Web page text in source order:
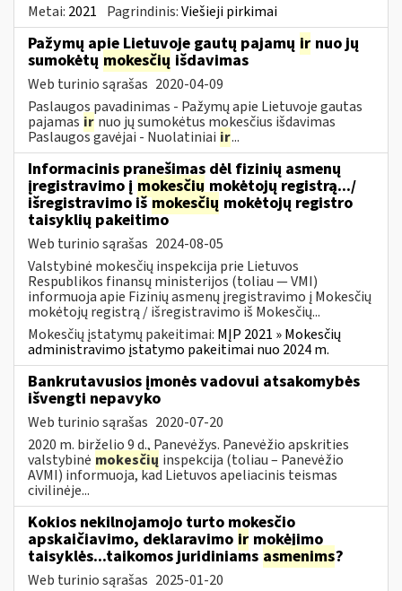
Metai: 2021 Pagrindinis:Viešieji pirkimai
Pažymų apie Lietuvoje gautų pajamų ir nuo jų
sumokėtų mokesčių išdavimas
Web turinio sąrašas 2020-04-09
Paslaugos pavadinimas - Pažymų apie Lietuvoje gautas
pajamas ir nuo jų sumokėtus mokesčius išdavimas
Paslaugos gavėjai - Nuolatiniai ir...
Informacinis pranešimas dėl fizinių asmenų
įregistravimo į mokesčių mokėtojų registrą.../
išregistravimo išmokesčių mokėtojų registro
taisyklių pakeitimo
Web turinio sąrašas 2024-08-05
Valstybinė mokesčių inspekcija prie Lietuvos
Respublikos finansų ministerijos (toliau — VMI)
informuoja apie Fizinių asmenų įregistravimo į Mokesčių
mokėtojų registrą / išregistravimo iš Mokesčių...
Mokesčių įstatymų pakeitimai: MĮP 2021 » Mokesčių
administravimo įstatymo pakeitimai nuo 2024 m.
Bankrutavusios įmonės vadovui atsakomybės
išvengti nepavyko
Web turinio sąrašas 2020-07-20
2020 m. birželio 9 d., Panevėžys. Panevėžio apskrities
valstybinė mokesčių inspekcija (toliau – Panevėžio
AVMI) informuoja, kad Lietuvos apeliacinis teismas
civilinėje...
Kokios nekilnojamojo turto mokesčio
apskaičiavimo, deklaravimo ir mokėjimo
taisyklės...taikomos juridiniams asmenims?
Web turinio sąrašas 2025-01-20